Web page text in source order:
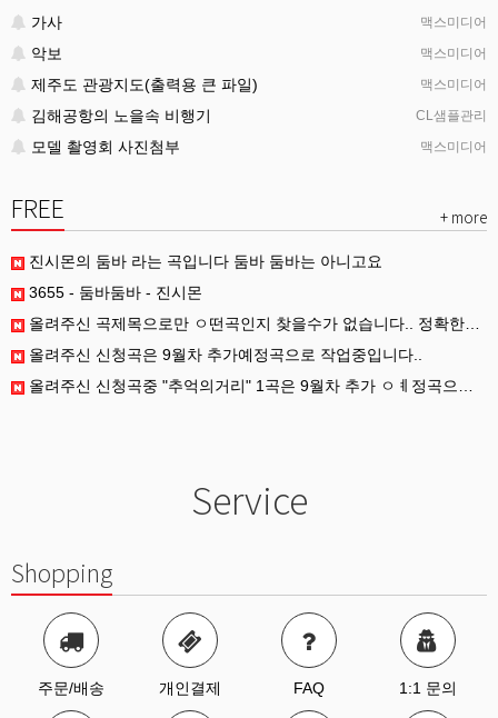
맥스미디어
가사
맥스미디어
악보
맥스미디어
제주도 관광지도(출력용 큰 파일)
CL샘플관리
김해공항의 노을속 비행기
맥스미디어
모델 촬영회 사진첨부
+ more
FREE
진시몬의 둠바 라는 곡입니다 둠바 둠바는 아니고요
3655 - 둠바둠바 - 진시몬
올려주신 곡제목으로만 ㅇ떤곡인지 찾을수가 없습니다.. 정확한 제목과 가수명 부탁드립니다..
올려주신 신청곡은 9월차 추가예정곡으로 작업중입니다..
올려주신 신청곡중 "추억의거리" 1곡은 9월차 추가 ㅇㅖ정곡으로 작업중입니다..
Service
Shopping
주문/배송 개인결제 FAQ 1:1 문의